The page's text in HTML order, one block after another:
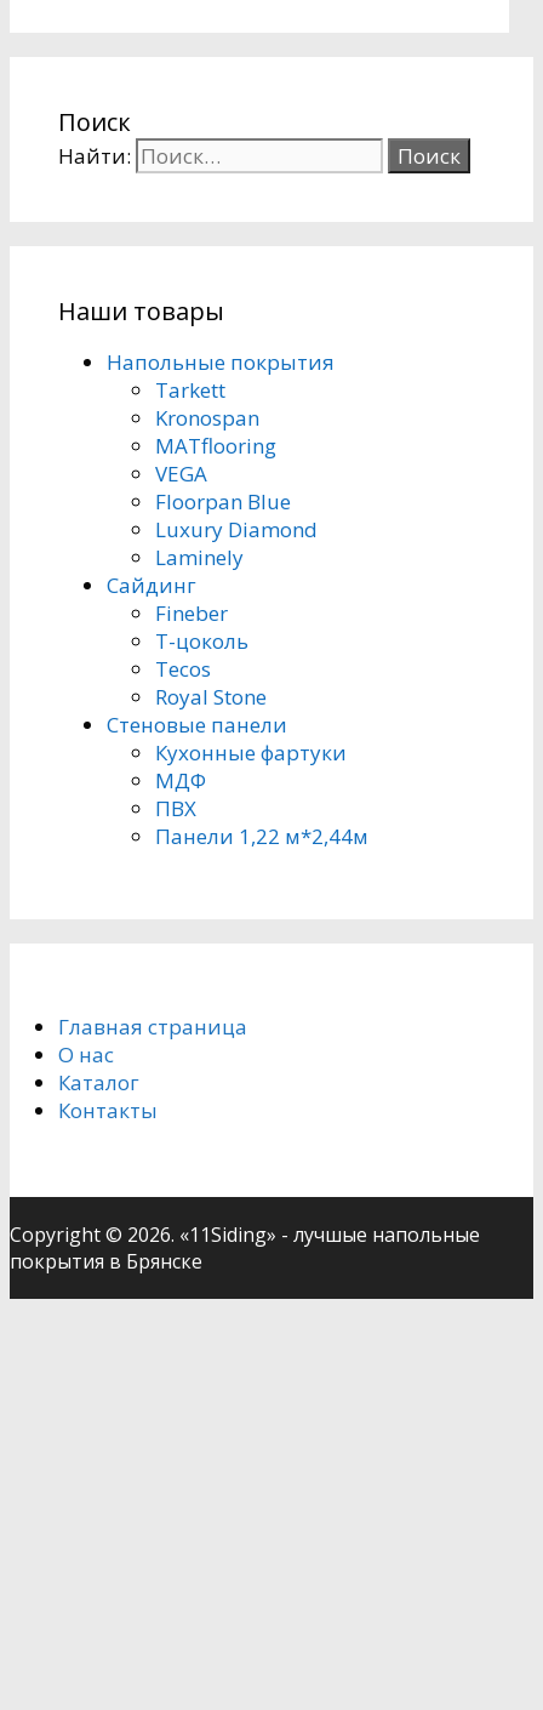
Поиск
Найти:
Наши товары
Напольные покрытия
Tarkett
Kronospan
MATflooring
VEGA
Floorpan Blue
Luxury Diamond
Laminely
Сайдинг
Fineber
Т-цоколь
Tecos
Royal Stone
Стеновые панели
Кухонные фартуки
МДФ
ПВХ
Панели 1,22 м*2,44м
Главная страница
О нас
Каталог
Контакты
Copyright © 2026. «11Siding» - лучшые напольные
покрытия в Брянске